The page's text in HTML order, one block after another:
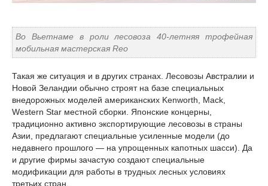
Во Вьетнаме в роли лесовоза 40-летняя трофейная
мобильная мастерская Reo
Такая же ситуация и в других странах. Лесовозы Австралии и
Новой Зеландии обычно строят на базе специальных
внедорожных моделей американских Kenworth, Mack,
Western Star местной сборки. Японские концерны,
традиционно активно экспортирующие лесовозы в страны
Азии, предлагают специальные усиленные модели (до
недавнего прошлого — на упрощенных капотных шасси). Да
и другие фирмы зачастую создают специальные
модификации для работы в трудных лесных условиях
третьих стран.